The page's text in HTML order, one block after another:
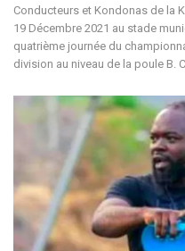
Conducteurs et Kondonas de la
19 Décembre 2021 au stade
quatrième journée du
division au niveau de la poule B.